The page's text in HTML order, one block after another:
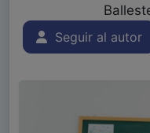
Seguir al autor